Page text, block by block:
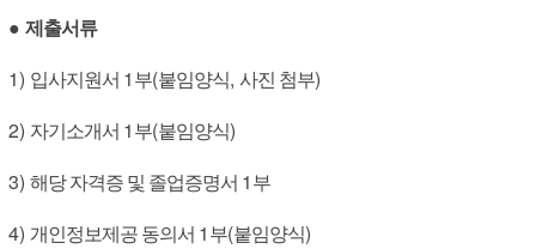
● 제출서류
1) 입사지원서 1 부(붙임양식, 사진 첨부)
2) 자기소개서 1 부(붙임양식)
3) 해당 자격증 및 졸업증명서 1 부
4) 개인정보제공 동의서 1 부(붙임양식)